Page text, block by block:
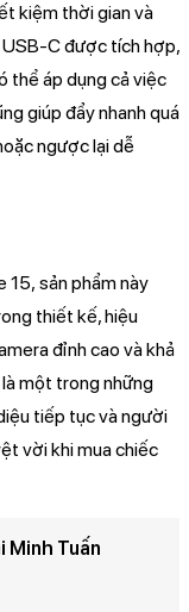
kiệm thời gian và
C được tích hợp,
thể áp dụng cả việc
giúp đẩy nhanh quá
ngược lại dễ
15, sản phẩm này
thiết kế, hiệu
đỉnh cao và khả
là một trong những
tiếp tục và người
vời khi mua chiếc
Minh Tuấn